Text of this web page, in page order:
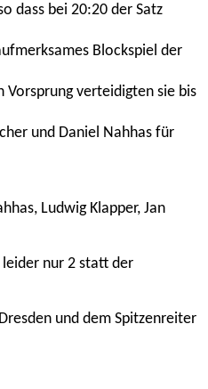
dass bei 20:20 der Satz
Blockspiel der
Vorsprung verteidigten sie bis
und Daniel Nahhas für
Ludwig Klapper, Jan
leider nur 2 statt der
und dem Spitzenreiter